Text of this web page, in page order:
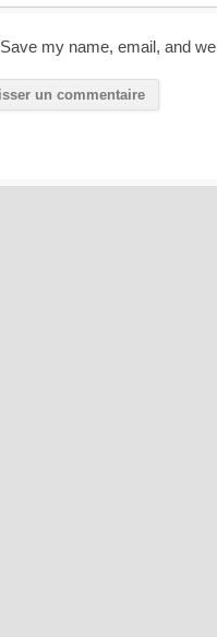
Save my name, email, and